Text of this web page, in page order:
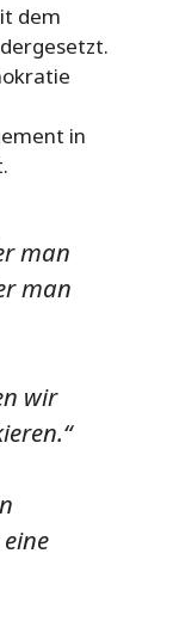
dem
in
man
man
wir